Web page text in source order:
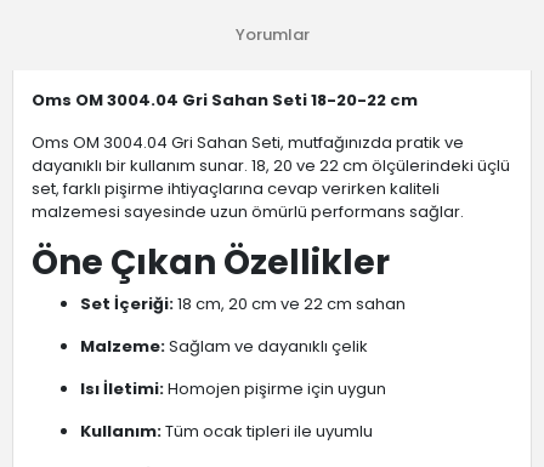
Yorumlar
Oms OM 3004.04 Gri Sahan Seti 18-20-22 cm
Oms OM 3004.04 Gri Sahan Seti, mutfağınızda pratik ve
dayanıklı bir kullanım sunar. 18, 20 ve 22 cm ölçülerindeki üçlü
set, farklı pişirme ihtiyaçlarına cevap verirken kaliteli
malzemesi sayesinde uzun ömürlü performans sağlar.
Öne Çıkan Özellikler
Set İçeriği:18 cm, 20 cm ve 22 cm sahan
Malzeme:Sağlam ve dayanıklı çelik
Isı İletimi:Homojen pişirme için uygun
Kullanım:Tüm ocak tipleri ile uyumlu